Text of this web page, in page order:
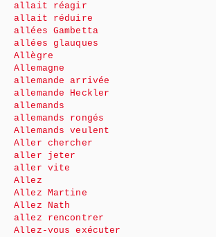
allait réagir
allait réduire
allées Gambetta
allées glauques
Allègre
Allemagne
allemande arrivée
allemande Heckler
allemands
allemands rongés
Allemands veulent
Aller chercher
aller jeter
aller vite
Allez
Allez Martine
Allez Nath
allez rencontrer
Allez-vous exécuter